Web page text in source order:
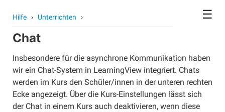
Hilfe › Unterrichten ›
Chat
Insbesondere für die asynchrone Kommunikation haben
wir ein Chat-System in LearningView integriert. Chats
werden im Kurs den Schüler/innen in der unteren rechten
Ecke angezeigt. Über die Kurs-Einstellungen lässt sich
der Chat in einem Kurs auch deaktivieren, wenn diese
☰
Kontoeinstellungen
Avatar
Passwort
Benutzer wechseln
Schule wechseln